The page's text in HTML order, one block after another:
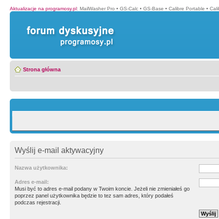
Aktualizacje na programosy.pl: MailWasher Pro • GS-Calc • GS-Base • Calibre Portable •
Strona główna
Wyślij e-mail aktywacyjny
Nazwa użytkownika:
Adres e-mail:
Musi być to adres e-mail podany w Twoim koncie. Jeżeli nie zmieniałeś go
poprzez panel użytkownika będzie to tez sam adres, który podałeś
podczas rejestracji.